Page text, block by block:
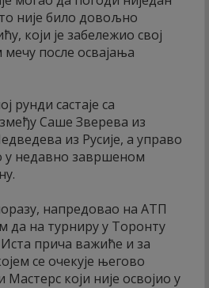
није било довољно
који је забележио свој
после освајања
рунди састаје са
Саше Зверева из
из Русије, а управо
у недавно завршеном
напредовао на АТП
да на турниру у Торонту
прича важиће и за
се очекује његово
који није освојио у